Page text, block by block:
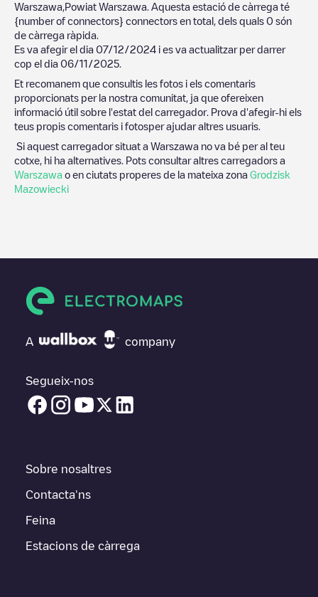
Warszawa Powiat Warszawa . Aquesta estació de càrrega té
{number of connectors} connectors en total, dels quals 0 són
de càrrega ràpida.
Es va afegir el dia 07/12/2024 i es va actualitzar per darrer
cop el dia 06/11/2025
Et recomanem que consultis les fotos i els comentaris
proporcionats per la nostra comunitat, ja que ofereixen
informació útil sobre l'estat del carregador. Prova d'afegir-hi els
teus propis comentaris i fotosper ajudar altres usuaris.
Si aquest carregador situat a Warszawa no va bé per al teu
cotxe, hi ha alternatives. Pots consultar altres carregadors a
Warszawa o en ciutats properes de la mateixa zona Grodzisk
Mazowiecki
A company
Segueix-nos
Sobre nosaltres
Contacta'ns
Feina
Estacions de càrrega